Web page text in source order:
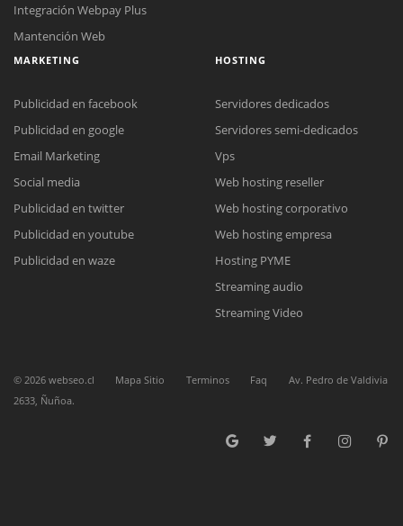
Reunión online
Nuestros ejecutivos le enviarán un correo electrónico con el enlace a
Meet para la reunión online.
Cotización
Complete el formulario y nos contactaremos a la brevedad.
Chat Online
para enviarnos un correo electrónico con sus datos personales.
Integración Webpay Plus
Mantención Web
MARKETING
Publicidad en facebook
Publicidad en google
Email Marketing
Social media
Publicidad en twitter
Publicidad en youtube
Publicidad en waze
HOSTING
Servidores dedicados
Servidores semi-dedicados
Vps
Web hosting reseller
Web hosting corporativo
Web hosting empresa
Hosting PYME
Streaming audio
Streaming Video
© 2026 webseo.cl Mapa Sitio Terminos Faq
Av. Pedro de Valdivia
2633, Ñuñoa.